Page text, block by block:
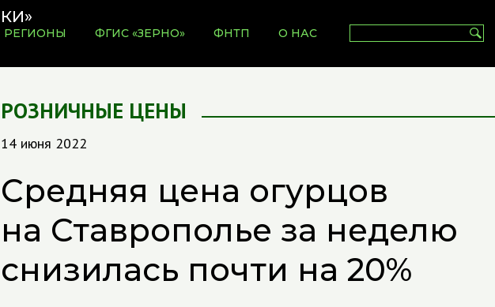
РЕГИОНЫ ФГИС «ЗЕРНО» ФНТП О НАС
РОЗНИЧНЫЕ ЦЕНЫ
14 июня 2022
Средняя цена огурцов
на Ставрополье за неделю
снизилась почти на 20%